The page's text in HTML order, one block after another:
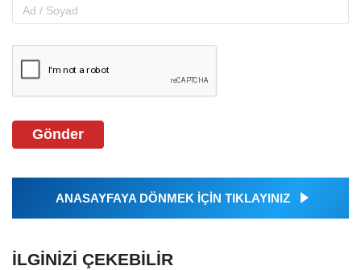
Gönder
ANASAYFAYA DÖNMEK İÇİN TIKLAYINIZ
İLGINIZI ÇEKEBILIR